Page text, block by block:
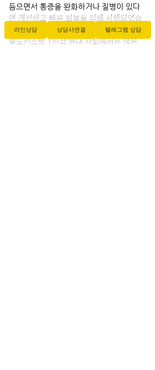
라인상담 상담사연결 텔레그램 상담
듬으면서 통증을 완화하거나 질병이 있다
면 개선하고 빠른 회복을 위해 시행되었습
니다. Stress Buster 시간이 흐르면서 전라
북도키스방 1인샵 현대 사회에서는 많은